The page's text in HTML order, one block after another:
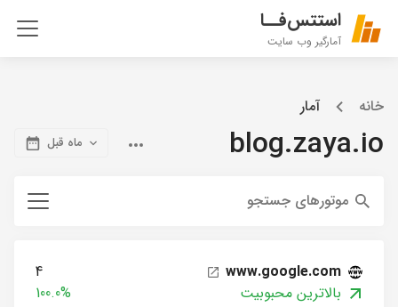
استتس‌فــا
آمارگیر وب سایت
خانه آمار
blog.zaya.io ماه قبل
موتورهای جستجو
www.google.com
4
بالاترین محبوبیت
100.0%